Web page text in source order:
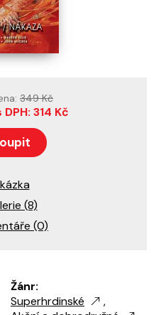
Žánr:
Superhrdinské
,
349 Kč
314 Kč
(8)
(0)